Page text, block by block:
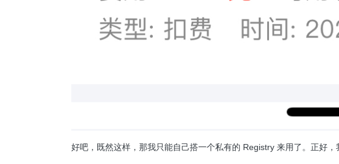
好吧，既然这样，那我只能自己搭一个私有的 Registry 来用了。正好